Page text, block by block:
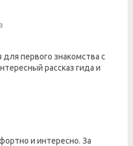
для первого знакомства с
рассказ гида и
и интересно. За